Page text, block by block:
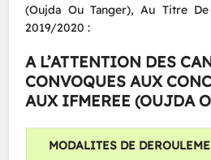
(Oujda Ou Tanger), Au Titre De
2019/2020 :
A L’ATTENTION DES
CONVOQUES AUX
AUX IFMEREE (OUJDA
MODALITES DE